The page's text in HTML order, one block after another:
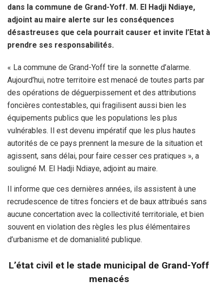
dans la commune de Grand-Yoff. M. El Hadji Ndiaye,
adjoint au maire alerte sur les conséquences
désastreuses que cela pourrait causer et invite l’Etat à
prendre ses responsabilités.
« La commune de Grand-Yoff tire la sonnette d’alarme.
Aujourd’hui, notre territoire est menacé de toutes parts par
des opérations de déguerpissement et des attributions
foncières contestables, qui fragilisent aussi bien les
équipements publics que les populations les plus
vulnérables. Il est devenu impératif que les plus hautes
autorités de ce pays prennent la mesure de la situation et
agissent, sans délai, pour faire cesser ces pratiques », a
souligné M. El Hadji Ndiaye, adjoint au maire.
Il informe que ces dernières années, ils assistent à une
recrudescence de titres fonciers et de baux attribués sans
aucune concertation avec la collectivité territoriale, et bien
souvent en violation des règles les plus élémentaires
d’urbanisme et de domanialité publique.
L’état civil et le stade municipal de Grand-Yoff
menacés